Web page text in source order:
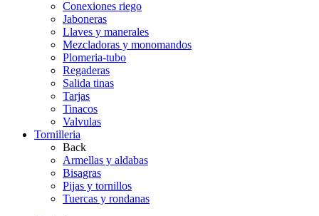
Conexiones riego
Jaboneras
Llaves y manerales
Mezcladoras y monomandos
Plomeria-tubo
Regaderas
Salida tinas
Tarjas
Tinacos
Valvulas
Tornilleria
Back
Armellas y aldabas
Bisagras
Pijas y tornillos
Tuercas y rondanas